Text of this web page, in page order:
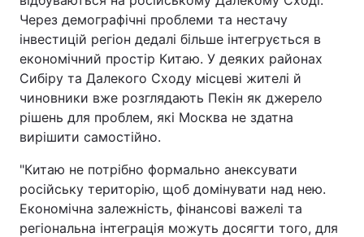
Через демографічні проблеми та нестачу
інвестицій регіон дедалі більше інтегрується в
економічний простір Китаю. У деяких районах
Сибіру та Далекого Сходу місцеві жителі й
чиновники вже розглядають Пекін як джерело
рішень для проблем, які Москва не здатна
вирішити самостійно.
"Китаю не потрібно формально анексувати
російську територію, щоб домінувати над нею.
Економічна залежність, фінансові важелі та
регіональна інтеграція можуть досягти того, для